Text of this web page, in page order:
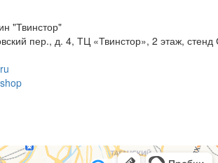
"Твинстор"
пер., д. 4, ТЦ «Твинстор», 2 этаж,